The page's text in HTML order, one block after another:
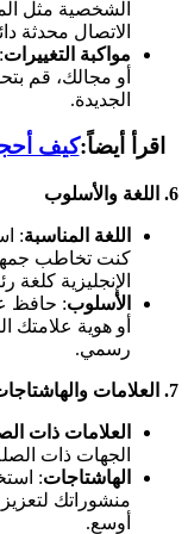
الشخصية مثل
الاتصال محدثة
مواكبة التغييرات
أو مجالك، قم
الجديدة.
اقرأ أيضاً:كيف
6. اللغة والأسلوب
اللغة المناسبة:
كنت تخاطب
الإنجليزية كلغة
الأسلوب: حافظ
أو هوية علامتك
رسمي.
7. العلامات
العلامات ذات
الجهات ذات
الهاشتاجات:
منشوراتك
أوسع.